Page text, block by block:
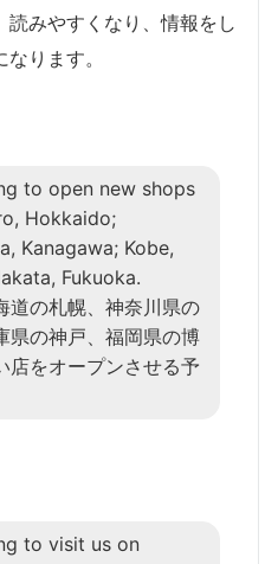
みやすくなり、情報をし
ります。
to open new shops
Hokkaido;
Kanagawa; Kobe,
Fukuoka.
道の札幌、神奈川県の
県の神戸、福岡県の博
店をオープンさせる予
to visit us on